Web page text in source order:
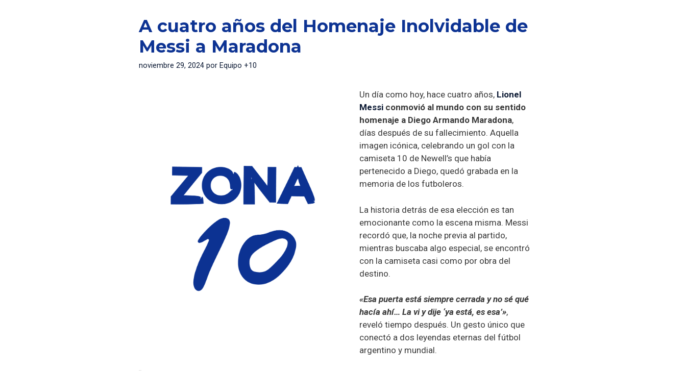
A cuatro años del Homenaje Inolvidable de
Messi a Maradona
noviembre 29, 2024 por Equipo +10
Un día como hoy, hace cuatro años, Lionel
Messi conmovió al mundo con su sentido
homenaje a Diego Armando Maradona,
días después de su fallecimiento. Aquella
imagen icónica, celebrando un gol con la
camiseta 10 de Newell’s que había
pertenecido a Diego, quedó grabada en la
memoria de los futboleros.
La historia detrás de esa elección es tan
emocionante como la escena misma. Messi
recordó que, la noche previa al partido,
mientras buscaba algo especial, se encontró
con la camiseta casi como por obra del
destino.
«Esa puerta está siempre cerrada y no sé qué
hacía ahí… La vi y dije ‘ya está, es esa’»,
reveló tiempo después. Un gesto único que
conectó a dos leyendas eternas del fútbol
argentino y mundial.